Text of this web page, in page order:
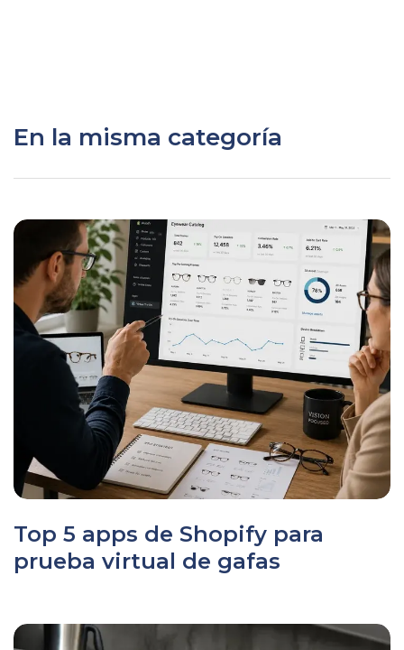
En la misma categoría
Top 5 apps de Shopify para
prueba virtual de gafas